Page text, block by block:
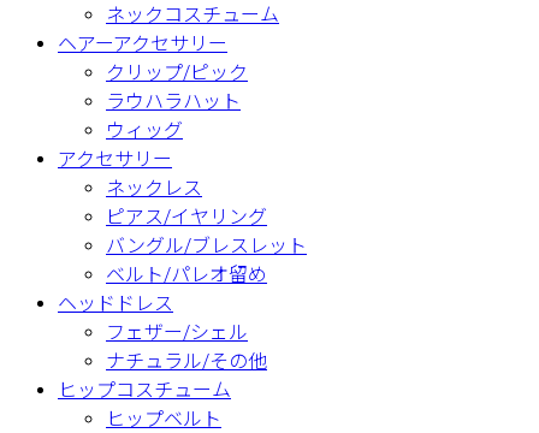
ネックコスチューム
ヘアーアクセサリー
クリップ/ピック
ラウハラハット
ウィッグ
アクセサリー
ネックレス
ピアス/イヤリング
バングル/ブレスレット
ベルト/パレオ留め
ヘッドドレス
フェザー/シェル
ナチュラル/その他
ヒップコスチューム
ヒップベルト